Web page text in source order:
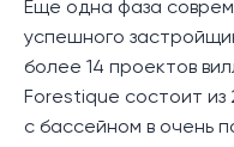
Еще одна фаза
успешного
более 14 проектов
Forestique состоит из
с бассейном в очень